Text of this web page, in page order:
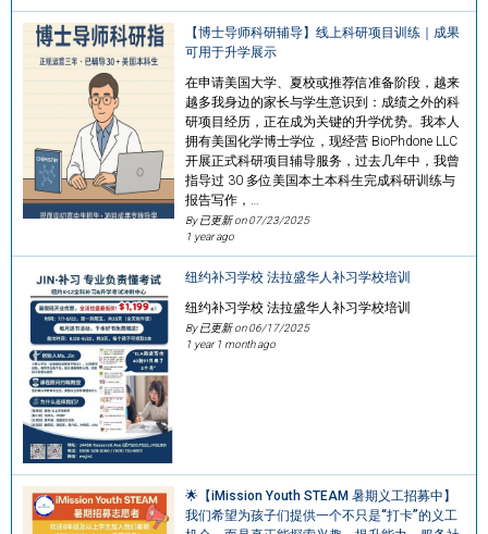
【博士导师科研辅导】线上科研项目训练｜成果
可用于升学展示
在申请美国大学、夏校或推荐信准备阶段，越来
越多我身边的家长与学生意识到：成绩之外的科
研项目经历，正在成为关键的升学优势。我本人
拥有美国化学博士学位，现经营 BioPhdone LLC
开展正式科研项目辅导服务，过去几年中，我曾
指导过 30 多位美国本土本科生完成科研训练与
报告写作，…
By 已更新 on07/23/2025
1 year ago
纽约补习学校 法拉盛华人补习学校培训
纽约补习学校 法拉盛华人补习学校培训
By 已更新 on06/17/2025
1 year 1 month ago
🌟【iMission Youth STEAM 暑期义工招募中】
我们希望为孩子们提供一个不只是“打卡”的义工